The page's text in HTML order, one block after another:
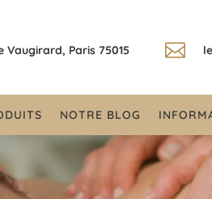
Vaugirard, Paris 75015 
NOTRE BLOG